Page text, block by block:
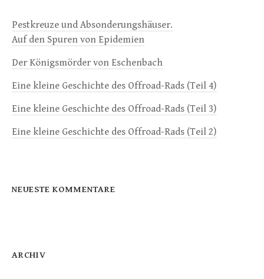
Pestkreuze und Absonderungshäuser.
Auf den Spuren von Epidemien
Der Königsmörder von Eschenbach
Eine kleine Geschichte des Offroad-Rads (Teil 4)
Eine kleine Geschichte des Offroad-Rads (Teil 3)
Eine kleine Geschichte des Offroad-Rads (Teil 2)
NEUESTE KOMMENTARE
ARCHIV